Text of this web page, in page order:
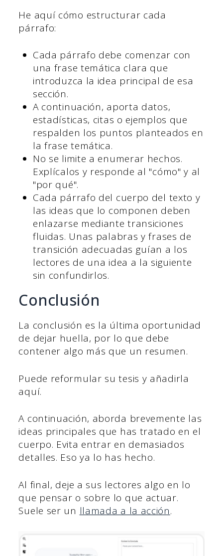
He aquí cómo estructurar cada
párrafo:
Cada párrafo debe comenzar con
una frase temática clara que
introduzca la idea principal de esa
sección.
A continuación, aporta datos,
estadísticas, citas o ejemplos que
respalden los puntos planteados en
la frase temática.
No se limite a enumerar hechos.
Explícalos y responde al "cómo" y al
"por qué".
Cada párrafo del cuerpo del texto y
las ideas que lo componen deben
enlazarse mediante transiciones
fluidas. Unas palabras y frases de
transición adecuadas guían a los
lectores de una idea a la siguiente
sin confundirlos.
Conclusión
La conclusión es la última oportunidad
de dejar huella, por lo que debe
contener algo más que un resumen.
Puede reformular su tesis y añadirla
aquí.
A continuación, aborda brevemente las
ideas principales que has tratado en el
cuerpo. Evita entrar en demasiados
detalles. Eso ya lo has hecho.
Al final, deje a sus lectores algo en lo
que pensar o sobre lo que actuar.
Suele ser un llamada a la acción.